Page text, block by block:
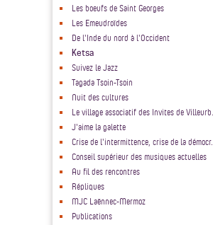
Les boeufs de Saint Georges
Les Emeudroïdes
De l'Inde du nord à l'Occident
Ketsa
Suivez le Jazz
Tagada Tsoin-Tsoin
Nuit des cultures
Le village associatif des Invites de Villeurb...
J'aime la galette
Crise de l'intermittence, crise de la démocr...
Conseil supérieur des musiques actuelles
Au fil des rencontres
Répliques
MJC Laënnec-Mermoz
Publications